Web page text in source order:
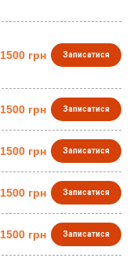
1500 грн Записатися
1500 грн Записатися
1500 грн Записатися
1500 грн Записатися
1500 грн Записатися